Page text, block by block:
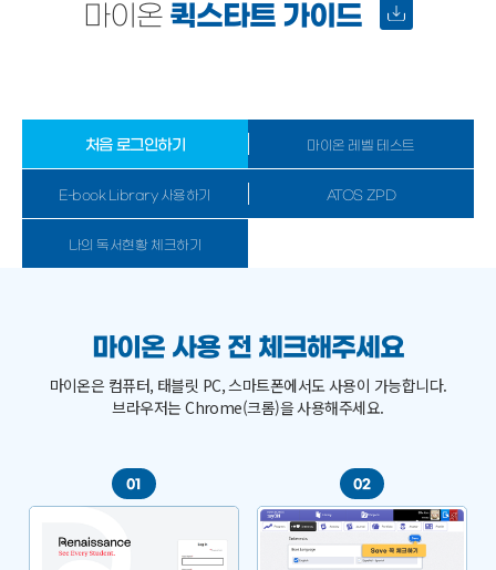
마이온 퀵스타트 가이드
처음 로그인하기 마이온 레벨 테스트
E-book Library 사용하기 ATOS ZPD
나의 독서현황 체크하기
마이온 사용 전 체크해주세요
마이온은 컴퓨터, 태블릿 PC, 스마트폰에서도 사용이 가능합니다.
브라우저는 Chrome(크롬)을 사용해주세요.
01 02